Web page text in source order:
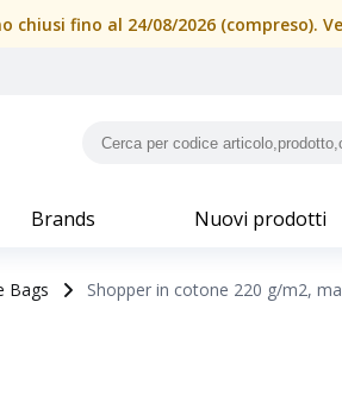
chiusi fino al 24/08/2026
Brands Nuovi prodotti
Bags Shopper in cotone 220 g/m2,